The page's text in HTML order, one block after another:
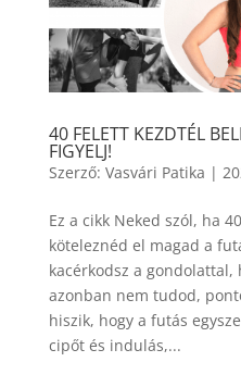
40 FELETT KEZDTÉL
FIGYELJ!
Szerző: Vasvári Patika |
Ez a cikk Neked szól, ha
köteleznéd el magad a
kacérkodsz a
azonban nem tudod,
hiszik, hogy a futás
cipőt és indulás,...